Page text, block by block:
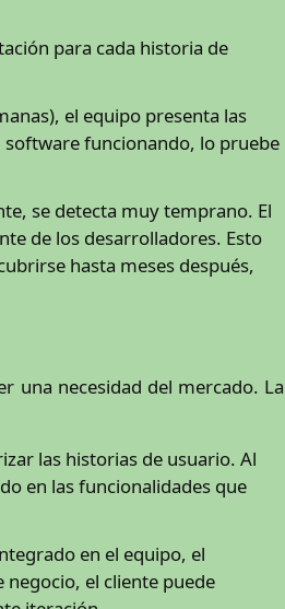
para cada historia de
el equipo presenta las
software funcionando, lo pruebe
se detecta muy temprano. El
de los desarrolladores. Esto
hasta meses después,
una necesidad del mercado. La
las historias de usuario. Al
en las funcionalidades que
en el equipo, el
el cliente puede